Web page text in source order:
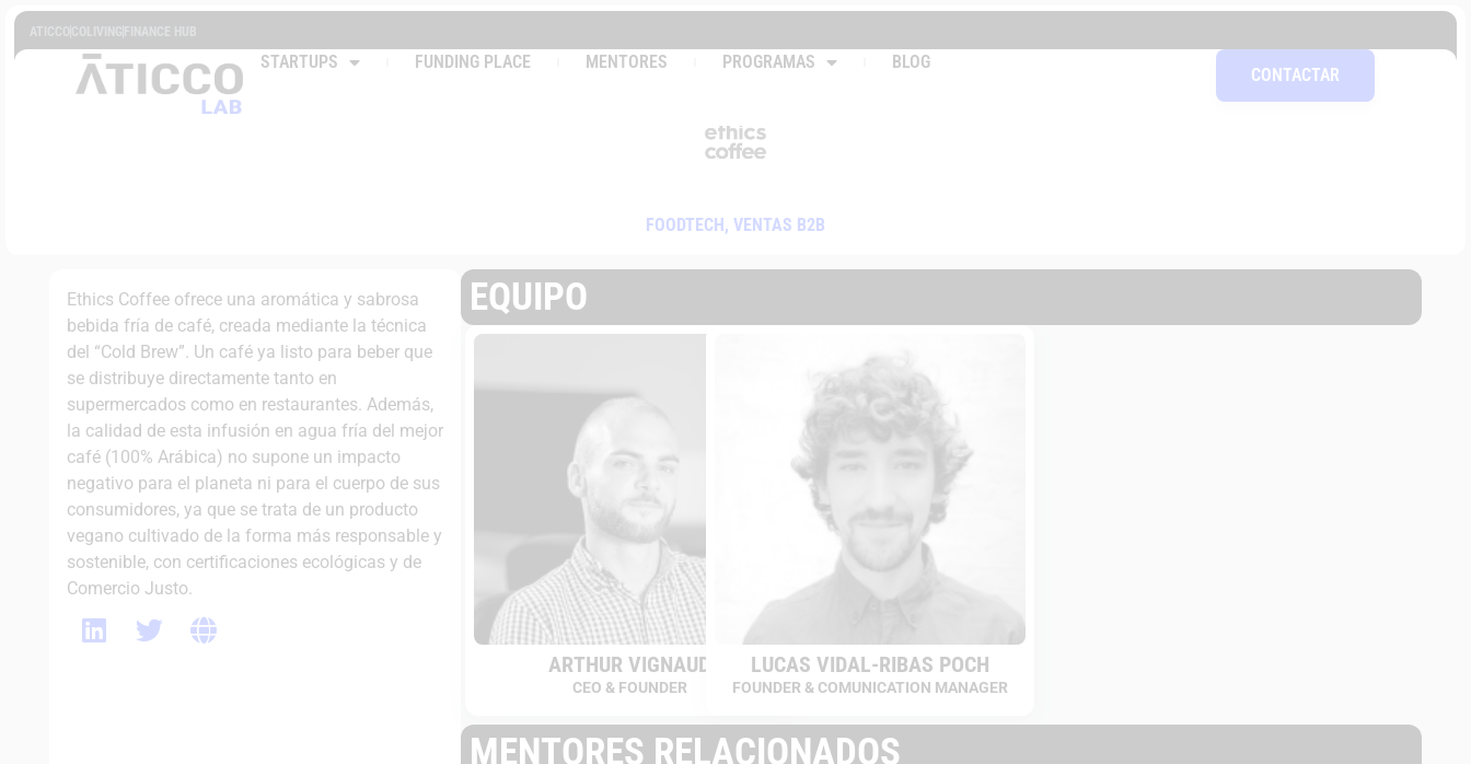
ATICCO COLIVING FINANCE HUB
STARTUPS FUNDING PLACE MENTORES PROGRAMAS BLOG
CONTACTAR
FOODTECH , VENTAS B2B
Ethics Coffee ofrece una aromática y sabrosa
bebida fría de café, creada mediante la técnica
del “Cold Brew”. Un café ya listo para beber que
se distribuye directamente tanto en
supermercados como en restaurantes. Además,
la calidad de esta infusión en agua fría del mejor
café (100% Arábica) no supone un impacto
negativo para el planeta ni para el cuerpo de sus
consumidores, ya que se trata de un producto
vegano cultivado de la forma más responsable y
sostenible, con certificaciones ecológicas y de
Comercio Justo.
EQUIPO
ARTHUR VIGNAUD
CEO & FOUNDER
LUCAS VIDAL-RIBAS POCH
FOUNDER & COMUNICATION MANAGER
MENTORES RELACIONADOS